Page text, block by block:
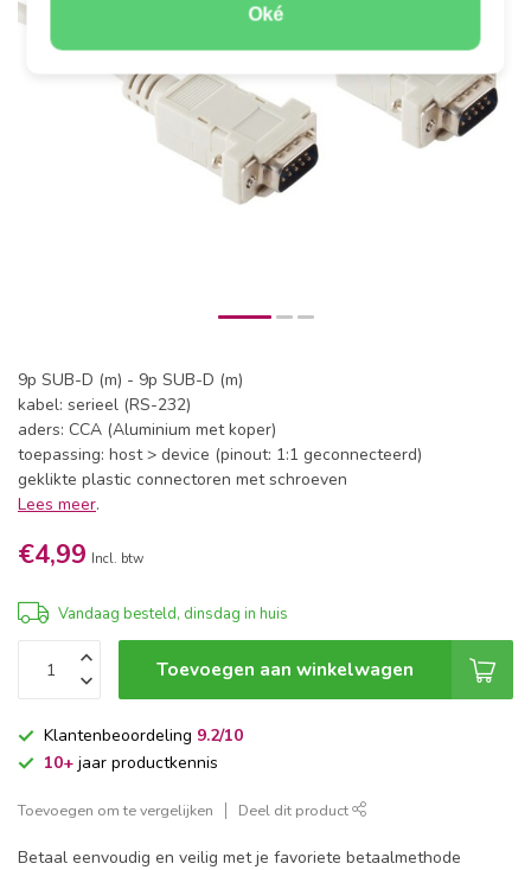
Oké
9p SUB-D (m) - 9p SUB-D (m)
kabel: serieel (RS-232)
aders: CCA (Aluminium met koper)
toepassing: host > device (pinout: 1:1 geconnecteerd)
geklikte plastic connectoren met schroeven
Lees meer.
€4,99 Incl. btw
Vandaag besteld, dinsdag in huis
Toevoegen aan winkelwagen
Klantenbeoordeling 9.2/10
10+ jaar productkennis
Toevoegen om te vergelijken Deel dit product
Betaal eenvoudig en veilig met je favoriete betaalmethode